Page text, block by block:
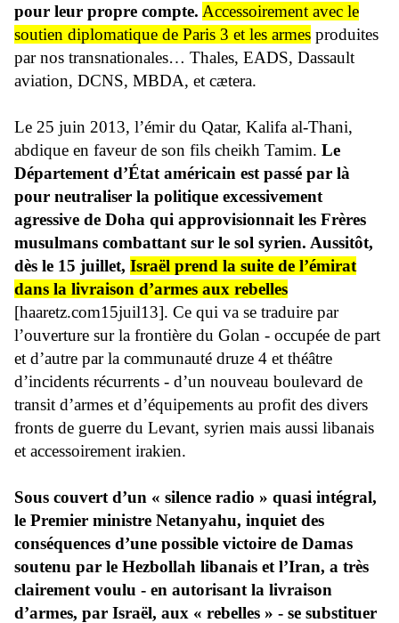
pour leur propre compte. Accessoirement avec le
soutien diplomatique de Paris 3 et les armes produites
par nos transnationales… Thales, EADS, Dassault
aviation, DCNS, MBDA, et cætera.
Le 25 juin 2013, l’émir du Qatar, Kalifa al-Thani,
abdique en faveur de son fils cheikh Tamim. Le
Département d’État américain est passé par là
pour neutraliser la politique excessivement
agressive de Doha qui approvisionnait les Frères
musulmans combattant sur le sol syrien. Aussitôt,
dès le 15 juillet, Israël prend la suite de l’émirat
dans la livraison d’armes aux rebelles
[haaretz.com15juil13]. Ce qui va se traduire par
l’ouverture sur la frontière du Golan - occupée de part
et d’autre par la communauté druze 4 et théâtre
d’incidents récurrents - d’un nouveau boulevard de
transit d’armes et d’équipements au profit des divers
fronts de guerre du Levant, syrien mais aussi libanais
et accessoirement irakien.
Sous couvert d’un « silence radio » quasi intégral,
le Premier ministre Netanyahu, inquiet des
conséquences d’une possible victoire de Damas
soutenu par le Hezbollah libanais et l’Iran, a très
clairement voulu - en autorisant la livraison
d’armes, par Israël, aux « rebelles » - se substituer